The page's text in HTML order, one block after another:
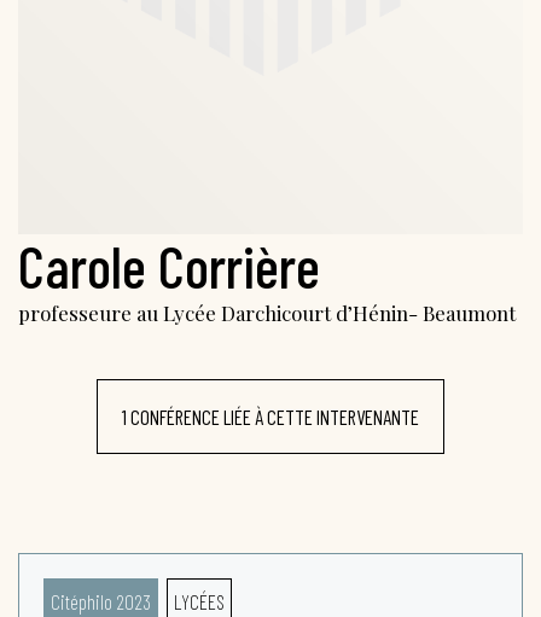
Carole Corrière
professeure au Lycée Darchicourt d’Hénin- Beaumont
1 CONFÉRENCE LIÉE À CETTE INTERVENANTE
Citéphilo 2023 LYCÉES